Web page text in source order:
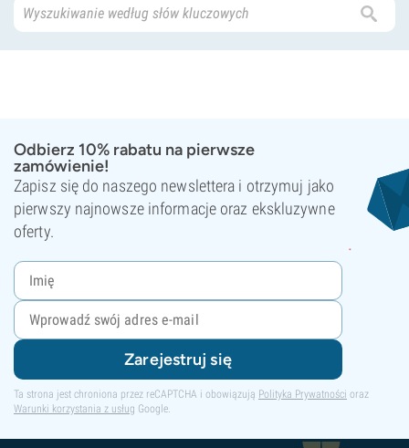
Odbierz 10% rabatu na pierwsze
zamówienie!
Zapisz się do naszego newslettera i otrzymuj jako
pierwszy najnowsze informacje oraz ekskluzywne
oferty.
Zarejestruj się
Ta strona jest chroniona przez reCAPTCHA i obowiązują Polityka Prywatności oraz
Warunki korzystania z usług Google.